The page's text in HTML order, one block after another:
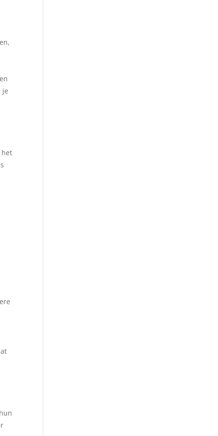
je
het